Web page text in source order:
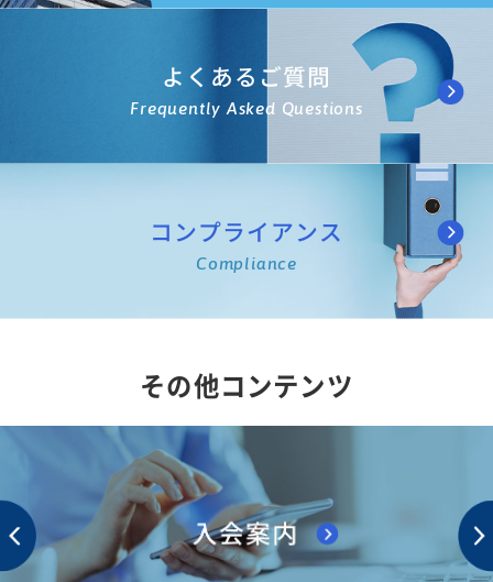
よくあるご質問
Frequently Asked Questions
コンプライアンス
Compliance
その他コンテンツ